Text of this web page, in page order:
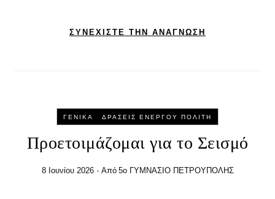
ΣΥΝΕΧΊΣΤΕ ΤΗΝ ΑΝΆΓΝΩΣΗ
ΓΕΝΙΚΆ ΔΡΆΣΕΙΣ ΕΝΕΡΓΟΎ ΠΟΛΊΤΗ
Προετοιμάζομαι για το Σεισμό
8 Ιουνίου 2026 - Από 5ο ΓΥΜΝΑΣΙΟ ΠΕΤΡΟΥΠΟΛΗΣ